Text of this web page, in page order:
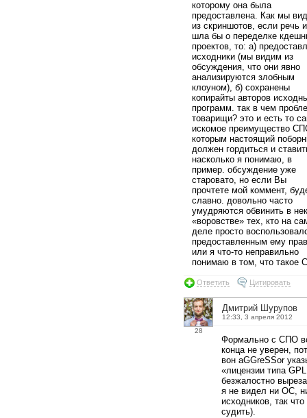
которому она была
предоставлена. Как мы
из скриншотов, если речь и
шла бы о переделке
проектов, то: а)
исходники (мы видим из
обсуждения, что они явно
анализируются злобным
клоуном), б) сохранены
копирайты авторов
программ. так в чем
товарищи? это и есть то
искомое преимущество
которым настоящий
должен гордиться и
насколько я понимаю, в
пример. обсуждение уже
старовато, но если Вы
прочтете мой коммент,
славно. довольно часто
умудряются обвинить в
«воровстве» тех, кто на
деле просто
предоставленным ему
или я что-то неправильно
понимаю в том, что такое
Ответить Цитировать
28
Дмитрий Шурупов
12:33, 3 апреля 2012
Формально с СПО
конца не уверен,
вон aGGreSSor
«лицензии типа
безжалостно
я не видел ни ОС,
исходников, так
судить).